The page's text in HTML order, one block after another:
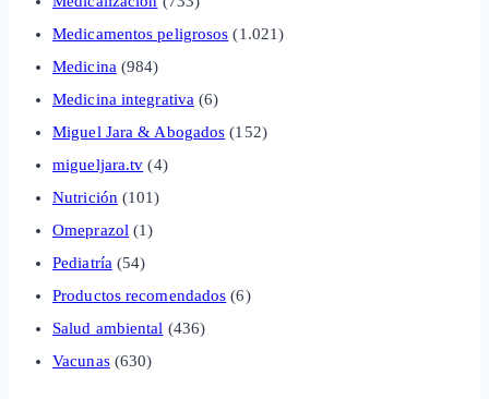
Medicamentos peligrosos (1.021)
Medicina (984)
Medicina integrativa (6)
Miguel Jara & Abogados (152)
migueljara.tv (4)
Nutrición (101)
Omeprazol (1)
Pediatría (54)
Productos recomendados (6)
Salud ambiental (436)
Vacunas(630)